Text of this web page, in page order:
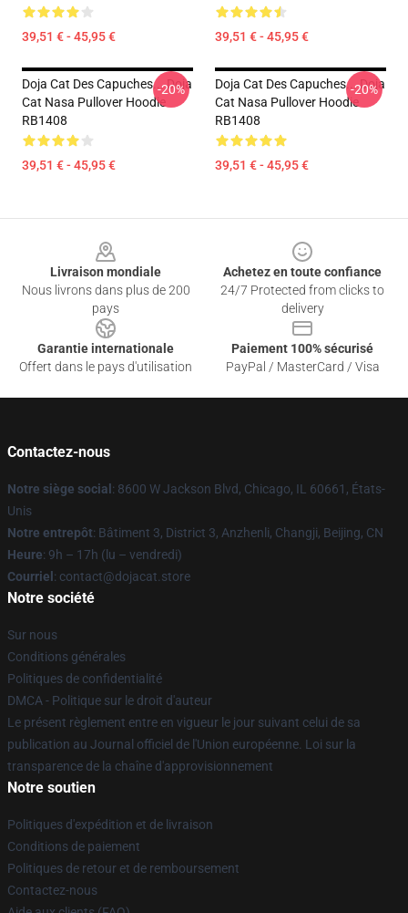
39,51 € - 45,95 € 39,51 € - 45,95 €
Doja Cat Des Capuches... Doja
Cat Nasa Pullover Hoodie
RB1408
39,51 € - 45,95 €
-20%
Doja Cat Des Capuches... Doja
Cat Nasa Pullover Hoodie
RB1408
39,51 € - 45,95 €
-20%
Livraison mondiale
Nous livrons dans plus de 200
pays
Achetez en toute confiance
24/7 Protected from clicks to
delivery
Garantie internationale
Offert dans le pays d'utilisation
Paiement 100% sécurisé
PayPal / MasterCard / Visa
Contactez-nous
Notre siège social : 8600 W Jackson Blvd, Chicago, IL 60661, États-
Unis
Notre entrepôt: Bâtiment 3, District 3, Anzhenli, Changji, Beijing, CN
Heure: 9h – 17h (lu – vendredi)
Courriel : contact@dojacat.store
Notre société
Sur nous
Conditions générales
Politiques de confidentialité
DMCA - Politique sur le droit d'auteur
Le présent règlement entre en vigueur le jour suivant celui de sa
publication au Journal officiel de l'Union européenne. Loi sur la
transparence de la chaîne d'approvisionnement
Notre soutien
Politiques d'expédition et de livraison
Conditions de paiement
Politiques de retour et de remboursement
Contactez-nous